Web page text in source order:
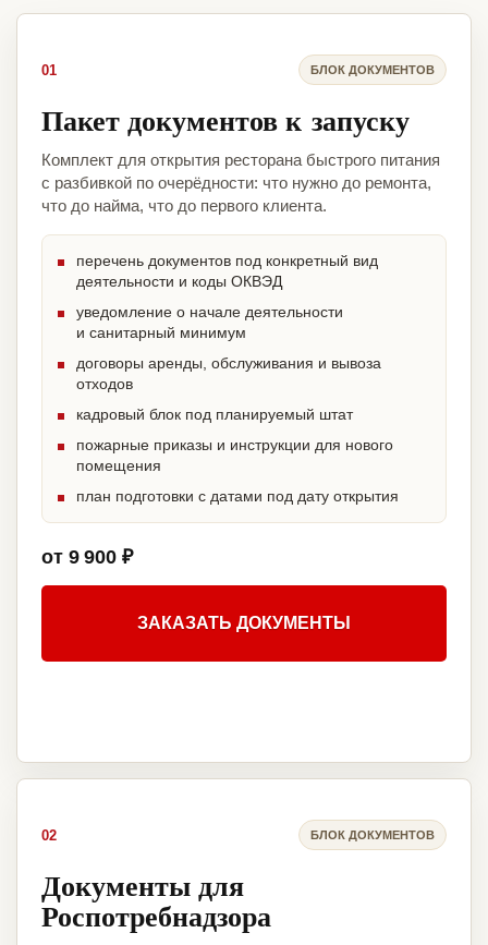
01 БЛОК ДОКУМЕНТОВ
Пакет документов к запуску
Комплект для открытия ресторана быстрого питания
с разбивкой по очерёдности: что нужно до ремонта,
что до найма, что до первого клиента.
перечень документов под конкретный вид
деятельности и коды ОКВЭД
уведомление о начале деятельности
и санитарный минимум
договоры аренды, обслуживания и вывоза
отходов
кадровый блок под планируемый штат
пожарные приказы и инструкции для нового
помещения
план подготовки с датами под дату открытия
от 9 900 ₽
ЗАКАЗАТЬ ДОКУМЕНТЫ
02 БЛОК ДОКУМЕНТОВ
Документы для
Роспотребнадзора